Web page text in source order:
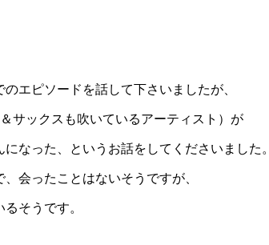
エピソードを話して下さいましたが、
サックスも吹いているアーティスト）が
なった、というお話をしてくださいました。
会ったことはないそうですが、
そうです。